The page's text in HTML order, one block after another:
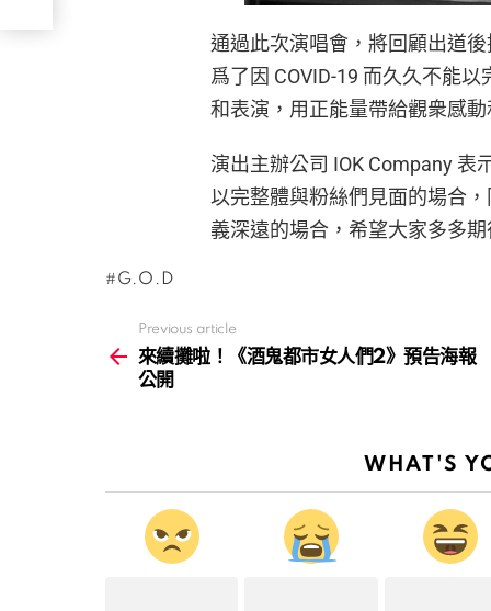
通過此次演唱會，將回顧出道
爲了因 COVID-19 而久久不能
和表演，用正能量帶給觀衆感
演出主辦公司 IOK Company 表
以完整體與粉絲們見面的場合
義深遠的場合，希望大家多多
G.O.D
more
Previous article
來續攤啦！《酒鬼都市女人們2》預告海報
公開
WHAT'S